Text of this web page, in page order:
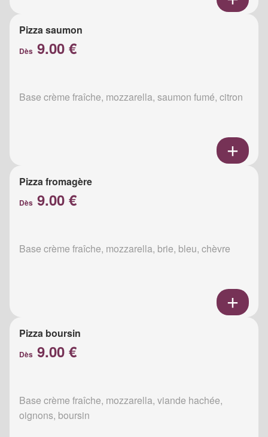
Pizza saumon
Dès 9.00 €
Base crème fraîche, mozzarella, saumon fumé, citron
Pizza fromagère
Dès 9.00 €
Base crème fraîche, mozzarella, brie, bleu, chèvre
Pizza boursin
Dès 9.00 €
Base crème fraîche, mozzarella, viande hachée,
oignons, boursin